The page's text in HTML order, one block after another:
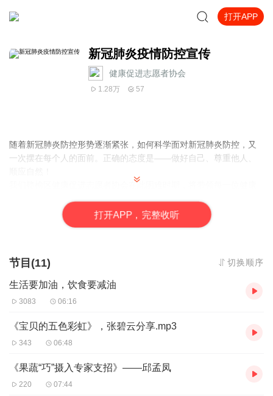
打开APP
新冠肺炎疫情防控宣传
健康促进志愿者协会
1.28万 57
随着新冠肺炎防控形势逐渐紧张，如何科学面对新冠肺炎防控，又
一次摆在每个人的面前。正确的态度是——做好自己、尊重他人、
我们赣榆区健康促进志愿者协会在此困难时期，将带领每一位健康
极投身到疫情防控知识宣传和疫情防控活动中。
打开APP，完整收听
节目(11) 切换顺序
生活要加油，饮食要减油
3083 06:16
《宝贝的五色彩虹》，张碧云分享.mp3
343 06:48
《果蔬“巧”摄入专家支招》——邱孟凤
220 07:44